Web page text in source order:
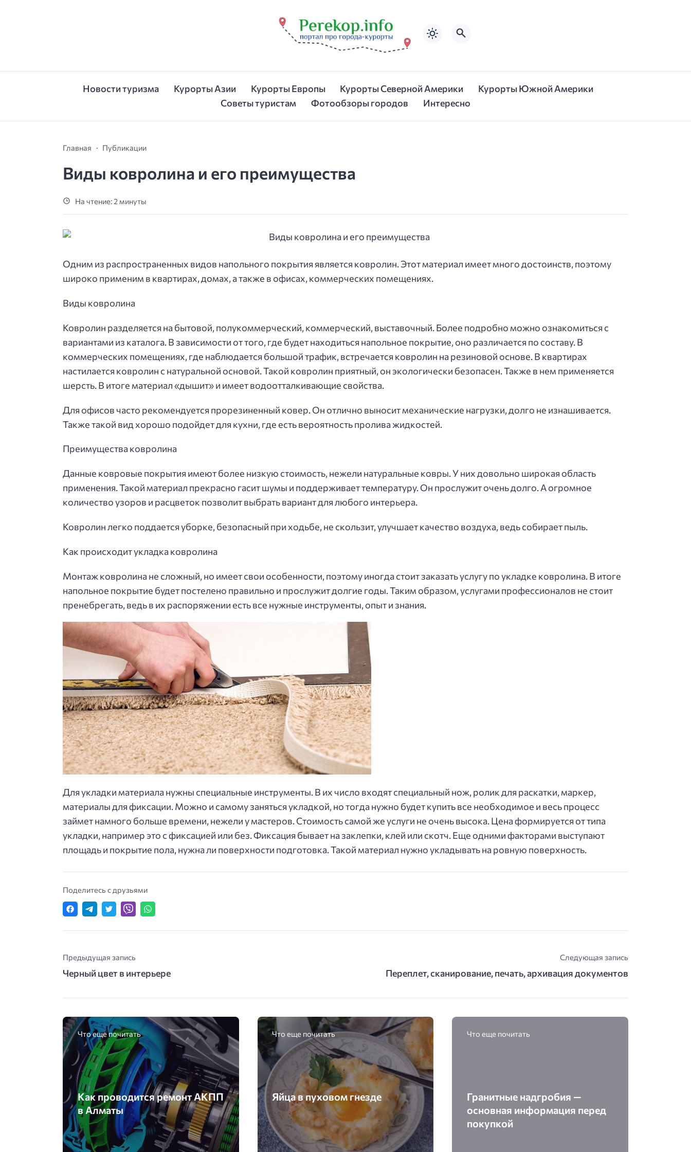
Новости туризма Курорты Азии Курорты Европы Курорты Северной Америки
Курорты Южной Америки
Советы туристам
Фотообзоры городов Интересно
Главная Публикации
Виды ковролина и его преимущества
На чтение: 2 минуты
Одним из распространенных видов напольного покрытия является ковролин. Этот материал имеет много достоинств, поэтому
широко применим в квартирах, домах, а также в офисах, коммерческих помещениях.
Виды ковролина
Ковролин разделяется на бытовой, полукоммерческий, коммерческий, выставочный. Более подробно можно ознакомиться с
вариантами из каталога. В зависимости от того, где будет находиться напольное покрытие, оно различается по составу. В
коммерческих помещениях, где наблюдается большой трафик, встречается ковролин на резиновой основе. В квартирах
настилается ковролин с натуральной основой. Такой ковролин приятный, он экологически безопасен. Также в нем применяется
шерсть. В итоге материал «дышит» и имеет водоотталкивающие свойства.
Для офисов часто рекомендуется прорезиненный ковер. Он отлично выносит механические нагрузки, долго не изнашивается.
Также такой вид хорошо подойдет для кухни, где есть вероятность пролива жидкостей.
Преимущества ковролина
Данные ковровые покрытия имеют более низкую стоимость, нежели натуральные ковры. У них довольно широкая область
применения. Такой материал прекрасно гасит шумы и поддерживает температуру. Он прослужит очень долго. А огромное
количество узоров и расцветок позволит выбрать вариант для любого интерьера.
Ковролин легко поддается уборке, безопасный при ходьбе, не скользит, улучшает качество воздуха, ведь собирает пыль.
Как происходит укладка ковролина
Монтаж ковролина не сложный, но имеет свои особенности, поэтому иногда стоит заказать услугу по укладке ковролина. В итоге
напольное покрытие будет постелено правильно и прослужит долгие годы. Таким образом, услугами профессионалов не стоит
пренебрегать, ведь в их распоряжении есть все нужные инструменты, опыт и знания.
Для укладки материала нужны специальные инструменты. В их число входят специальный нож, ролик для раскатки, маркер,
материалы для фиксации. Можно и самому заняться укладкой, но тогда нужно будет купить все необходимое и весь процесс
займет намного больше времени, нежели у мастеров. Стоимость самой же услуги не очень высока. Цена формируется от типа
укладки, например это с фиксацией или без. Фиксация бывает на заклепки, клей или скотч. Еще одними факторами выступают
площадь и покрытие пола, нужна ли поверхности подготовка. Такой материал нужно укладывать на ровную поверхность.
Поделитесь с друзьями
Предыдущая запись
Черный цвет в интерьере
Следующая запись
Переплет, сканирование, печать, архивация документов
Что еще почитать
Как проводится ремонт АКПП
в Алматы
Что еще почитать
Яйца в пуховом гнезде
Что еще почитать
Гранитные надгробия —
основная информация перед
покупкой